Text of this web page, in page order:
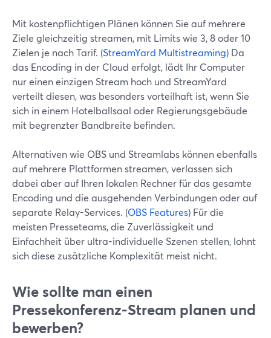
Mit kostenpflichtigen Plänen können Sie auf mehrere
Ziele gleichzeitig streamen, mit Limits wie 3, 8 oder 10
Zielen je nach Tarif. (StreamYard Multistreaming) Da
das Encoding in der Cloud erfolgt, lädt Ihr Computer
nur einen einzigen Stream hoch und StreamYard
verteilt diesen, was besonders vorteilhaft ist, wenn Sie
sich in einem Hotelballsaal oder Regierungsgebäude
mit begrenzter Bandbreite befinden.
Alternativen wie OBS und Streamlabs können ebenfalls
auf mehrere Plattformen streamen, verlassen sich
dabei aber auf Ihren lokalen Rechner für das gesamte
Encoding und die ausgehenden Verbindungen oder auf
separate Relay-Services. (OBS Features) Für die
meisten Presseteams, die Zuverlässigkeit und
Einfachheit über ultra-individuelle Szenen stellen, lohnt
sich diese zusätzliche Komplexität meist nicht.
Wie sollte man einen
Pressekonferenz-Stream planen und
bewerben?